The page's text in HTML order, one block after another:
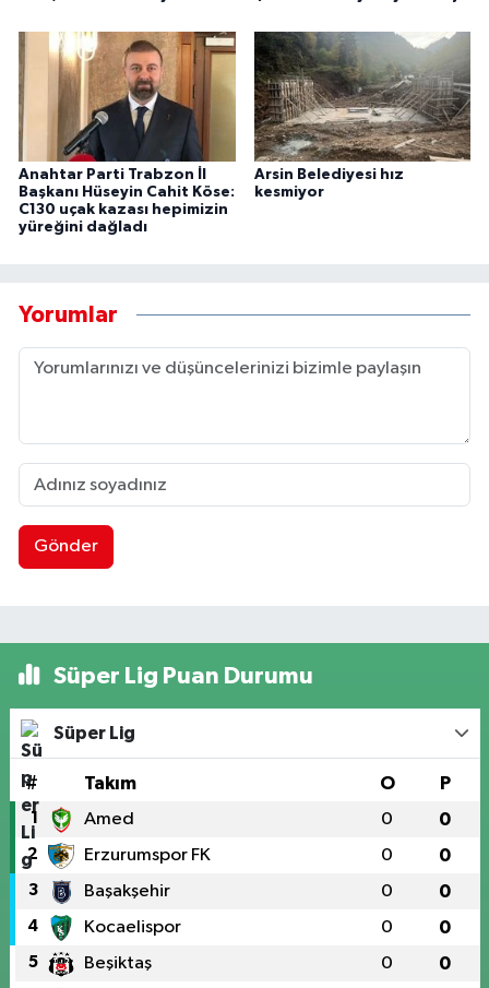
Anahtar Parti Trabzon İl
Başkanı Hüseyin Cahit Köse:
C130 uçak kazası hepimizin
yüreğini dağladı
Arsin Belediyesi hız
kesmiyor
Yorumlar
Gönder
Süper Lig Puan Durumu
Süper Lig
# Takım O P
1 Amed 0 0
2 Erzurumspor FK 0 0
3 Başakşehir 0 0
4 Kocaelispor 0 0
5 Beşiktaş 0 0